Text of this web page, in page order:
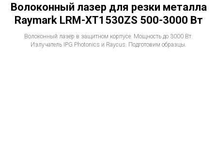
Волоконный лазер для резки металла
Raymark LRM-XT1530ZS 500-3000 Вт
Волоконный лазер в защитном корпусе. Мощность до 3000 Вт.
Излучатель IPG Photonics и Raycus. Подготовим образцы.